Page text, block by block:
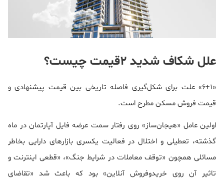
علل شکاف شدید 2قیمت چیست؟
«6+1» علت برای شکل‌گیری فاصله تاریخی بین قیمت پیشنهادی و
قیمت فروش مسکن مطرح است.
اولین عامل «هیجان‌ساز» روی رفتار سمت عرضه فایل آپارتمان در ماه
گذشته، تعطیلی و اختلال در فعالیت یکسری بازارهای دارایی بخاطر
مسائلی همچون «توقف معاملات در شرایط جنگ»،‌ «قطعی اینترنت و
تاثیر آن روی خریدوفروش آنلاین» بود که باعث شد «تقاضای